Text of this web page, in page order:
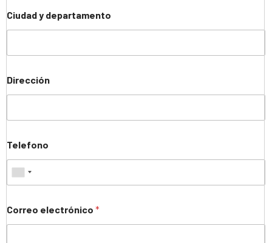
Ciudad y departamento
Dirección
Telefono
Correo electrónico *